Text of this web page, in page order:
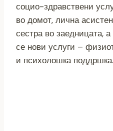
социо-здравствени
во домот, лична
сестра во заедницата,
се нови услуги –
и психолошка поддршка.